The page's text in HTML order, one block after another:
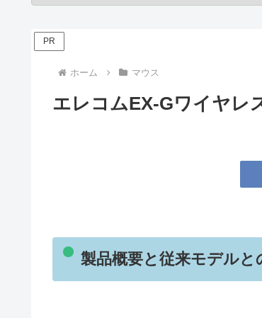
PR
ホーム マウス
エレコムEX-Gワイヤレ
製品概要と従来モデルと